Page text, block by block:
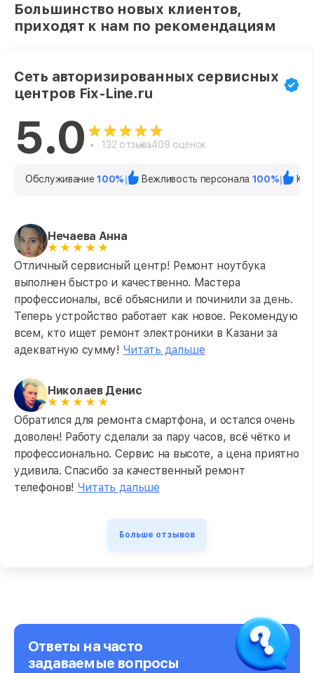
Большинство новых клиентов,
приходят к нам по рекомендациям
Сеть авторизированных сервисных
центров Fix-Line.ru
5.0 132 отзыва409 оценок
Обслуживание100% Вежливость персонала 100%
Нечаева Анна
Отличный сервисный центр! Ремонт ноутбука
выполнен быстро и качественно. Мастера
профессионалы, всё объяснили и починили за день.
Теперь устройство работает как новое. Рекомендую
всем, кто ищет ремонт электроники в Казани за
адекватную сумму! Читать дальше
Николаев Денис
Обратился для ремонта смартфона, и остался очень
доволен! Работу сделали за пару часов, всё чётко и
профессионально. Сервис на высоте, а цена приятно
удивила. Спасибо за качественный ремонт
телефонов! Читать дальше
Больше отзывов
Ответы на часто
задаваемые вопросы